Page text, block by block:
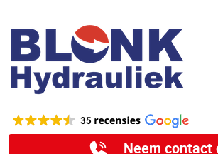
Neem contact